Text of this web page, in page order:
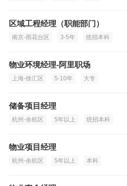
区域工程经理（职能部门）
南京-雨花台区 3-5年 统招本科
物业环境经理-阿里职场
上海-徐汇区 5-10年 大专
储备项目经理
杭州-余杭区 5年以上 统招本科
物业项目经理
杭州-余杭区 5年以上 本科